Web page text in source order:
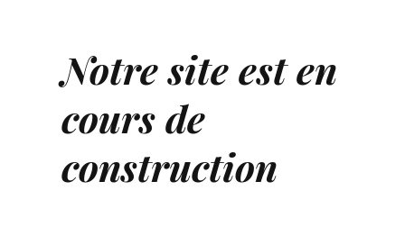
Notre site est en
cours de
construction